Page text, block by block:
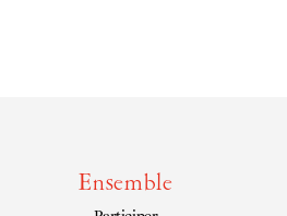
Ensemble